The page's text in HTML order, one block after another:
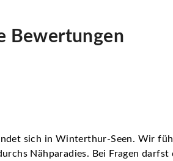
Bewertungen
sich in Winterthur-Seen. Wir
Nähparadies. Bei Fragen